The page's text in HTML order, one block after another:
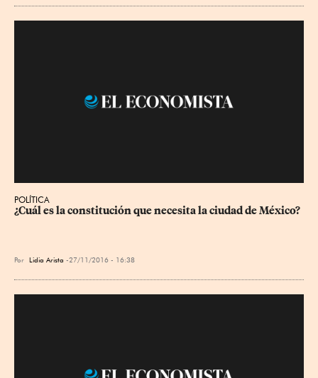
POLÍTICA
¿Cuál es la constitución que necesita la ciudad de México?
Por Lidia Arista 27/11/2016 - 16:38